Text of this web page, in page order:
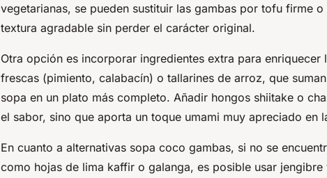
vegetarianas, se pueden sustituir las gambas por tofu firme
textura agradable sin perder el carácter original.
Otra opción es incorporar ingredientes extra para enriquecer
frescas (pimiento, calabacín) o tallarines de arroz, que
sopa en un plato más completo. Añadir hongos shiitake o
el sabor, sino que aporta un toque umami muy apreciado en
En cuanto a alternativas sopa coco gambas, si no se
como hojas de lima kaffir o galanga, es posible usar